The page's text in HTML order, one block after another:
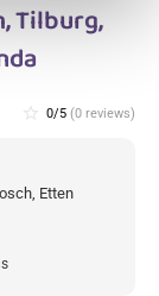
Tilburg,
star_border 0/5 (0 reviews)
Etten